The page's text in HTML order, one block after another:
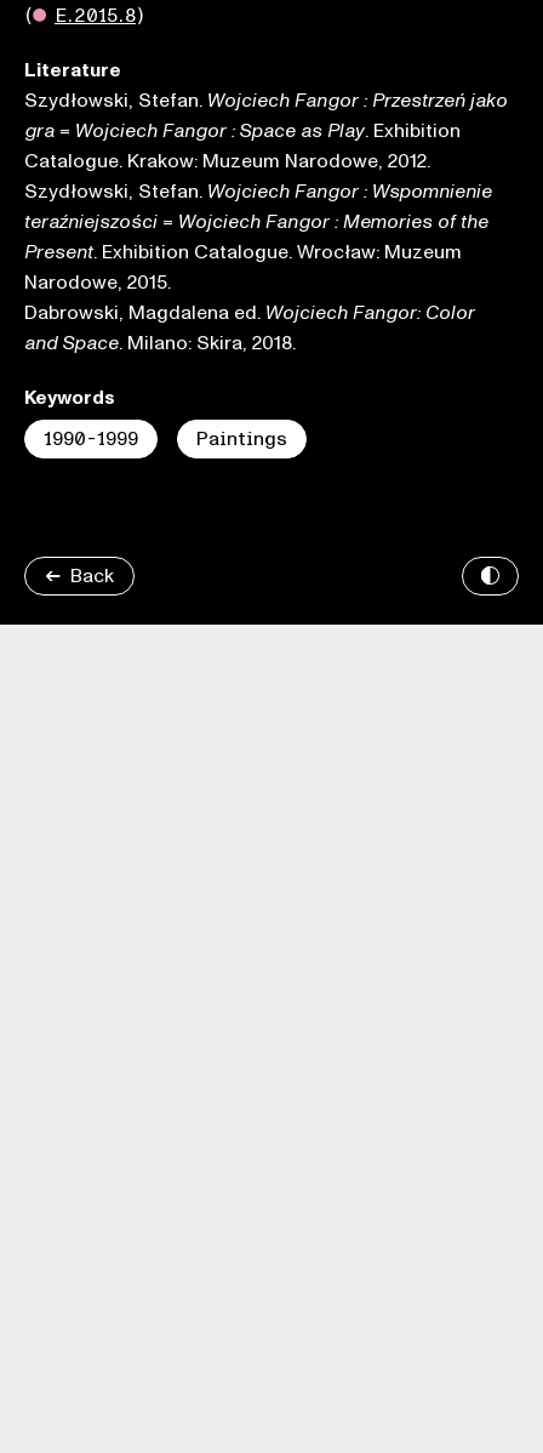
Keywords
1990-1999 Paintings
(● E.2015.8)
Literature
Szydłowski, Stefan. Wojciech Fangor : Przestrzeń jako
gra = Wojciech Fangor : Space as Play. Exhibition
Catalogue. Krakow: Muzeum Narodowe, 2012.
Szydłowski, Stefan. Wojciech Fangor : Wspomnienie
teraźniejszości = Wojciech Fangor : Memories of the
Present. Exhibition Catalogue. Wrocław: Muzeum
Narodowe, 2015.
Dabrowski, Magdalena ed. Wojciech Fangor: Color
and Space. Milano: Skira, 2018.
Back